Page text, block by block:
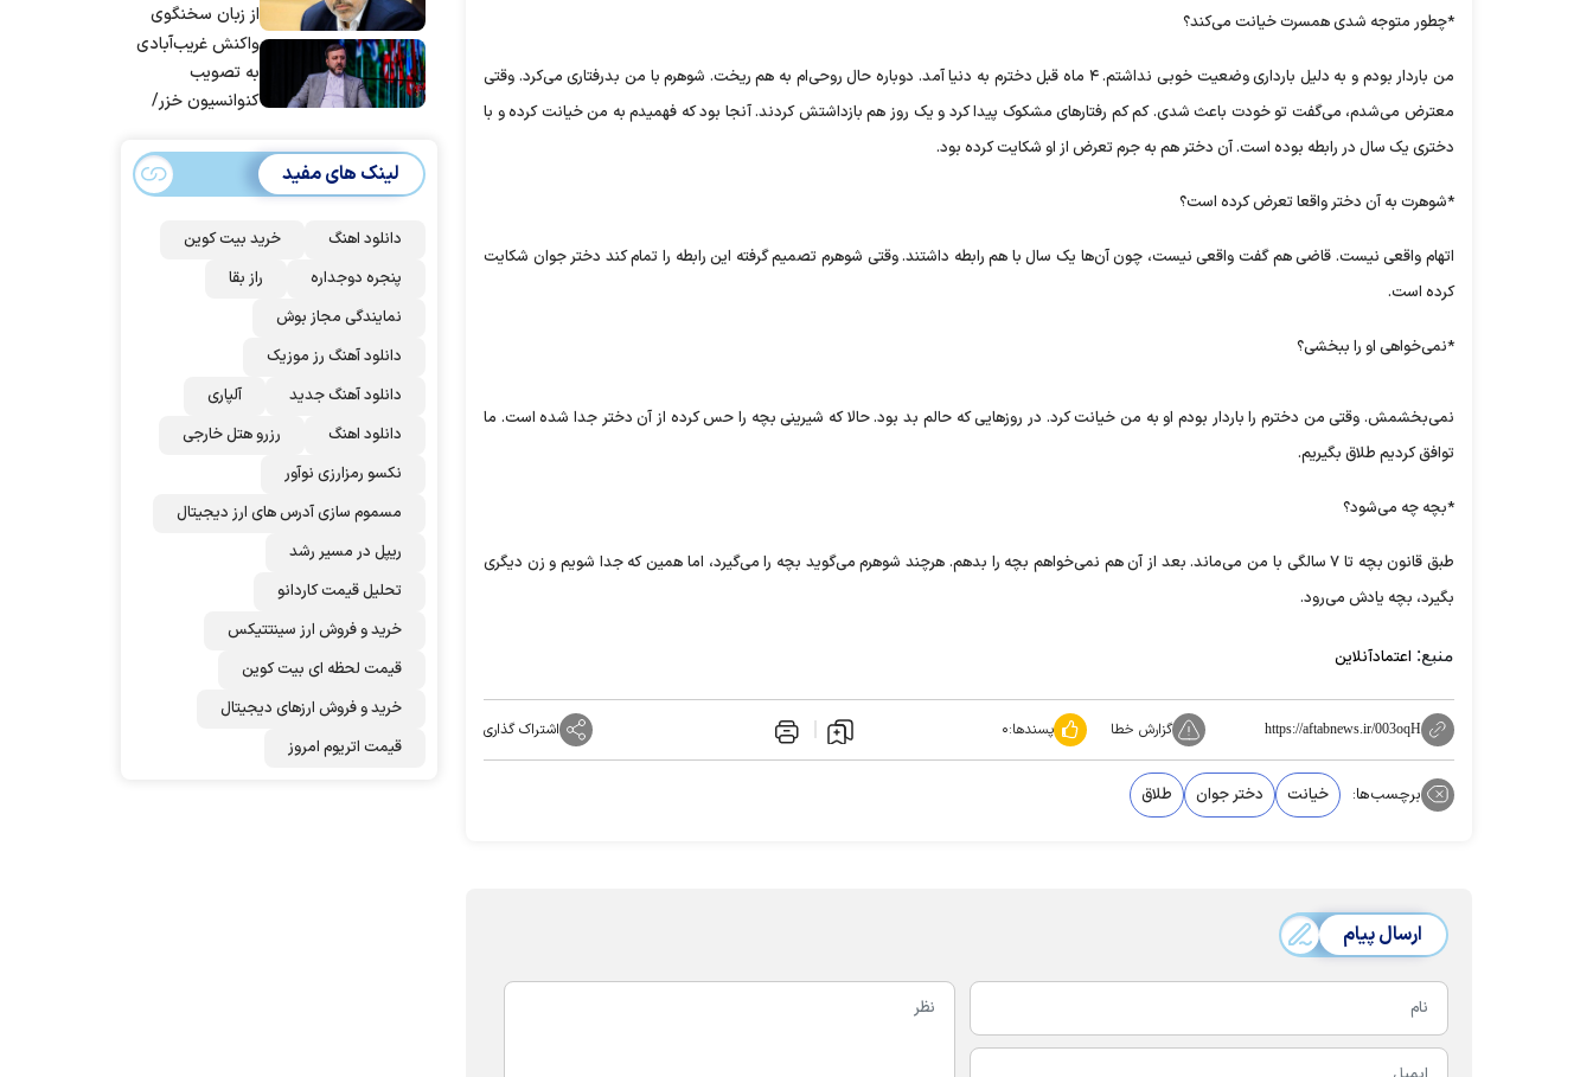
*چطور متوجه شدی همسرت خیانت می‌کند؟
من باردار بودم و به دلیل بارداری وضعیت خوبی نداشتم. ۴ ماه قبل دخترم به دنیا آمد. دوباره حال روحی‌ام به هم ریخت. شوهرم با من بدرفتاری می‌کرد. وقتی
معترض می‌شدم، می‌گفت تو خودت باعث شدی. کم کم رفتار‌های مشکوک پیدا کرد و یک روز هم بازداشتش کردند. آنجا بود که فهمیدم به من خیانت کرده و با
دختری یک سال در رابطه بوده است. آن دختر هم به جرم تعرض از او شکایت کرده بود.
*شوهرت به آن دختر واقعا تعرض کرده است؟
اتهام واقعی نیست. قاضی هم گفت واقعی نیست، چون آن‌ها یک سال با هم رابطه داشتند. وقتی شوهرم تصمیم گرفته این رابطه را تمام کند دختر جوان شکایت
کرده است.
*نمی‌خواهی او را ببخشی؟
نمی‌بخشمش. وقتی من دخترم را باردار بودم او به من خیانت کرد. در روز‌هایی که حالم بد بود. حالا که شیرینی بچه را حس کرده از آن دختر جدا شده است. ما
توافق کردیم طلاق بگیریم.
*بچه چه می‌شود؟
طبق قانون بچه تا ۷ سالگی با من می‌ماند. بعد از آن هم نمی‌خواهم بچه را بدهم. هرچند شوهرم می‌گوید بچه را می‌گیرد، اما همین که جدا شویم و زن دیگری
بگیرد، بچه یادش می‌رود.
منبع: اعتمادآنلاین
https://aftabnews.ir/003oqH گزارش خطا پسندها:۰ اشتراک گذاری
برچسب‌ها: خیانت دختر جوان طلاق
ارسال پیام
از زبان سخنگوی
قوه قضاییه
واکنش غریب‌آبادی
به تصویب
کنوانسیون خزر/
می‌شود؟!
لینک های مفید
دانلود اهنگ
خرید بیت کوین
پنجره دوجداره
راز بقا
نمایندگی مجاز بوش
دانلود آهنگ رز‌ موزیک
دانلود آهنگ جدید
آلپاری
دانلود اهنگ
رزرو هتل خارجی
نکسو رمزارزی نوآور
مسموم سازی آدرس های ارز دیجیتال
ریپل در مسیر رشد
تحلیل قیمت کاردانو
خرید و فروش ارز سینتتیکس
قیمت لحظه ای بیت کوین
خرید و فروش ارزهای دیجیتال
قیمت اتریوم امروز